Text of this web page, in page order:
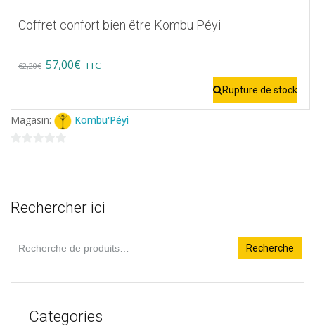
produit
Coffret confort bien être Kombu Péyi
62,20€ Original
was:
62,20€.
57,00€ Current
is:
TTC
Rupture de stock
Magasin: Kombu'Péyi
Rechercher ici
Recherche
pour :
Recherche
Categories